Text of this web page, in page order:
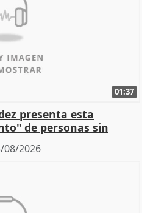
01:37
presenta esta
de personas sin
08/2026